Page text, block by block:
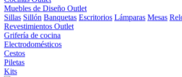
Muebles de Diseño Outlet
Sillas Sillón Banquetas Escritorios Lámparas Mesas
Revestimientos Outlet
Grifería de cocina
Electrodomésticos
Cestos
Piletas
Kits